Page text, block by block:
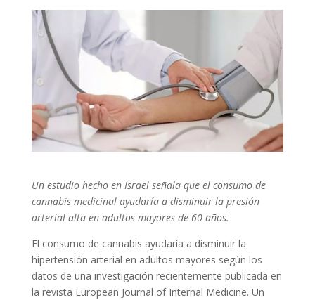
Un estudio hecho en Israel señala que el consumo de
cannabis medicinal ayudaría a disminuir la presión
arterial alta en adultos mayores de 60 años.
El consumo de cannabis ayudaría a disminuir la
hipertensión arterial en adultos mayores según los
datos de una investigación recientemente publicada en
la revista European Journal of Internal Medicine. Un